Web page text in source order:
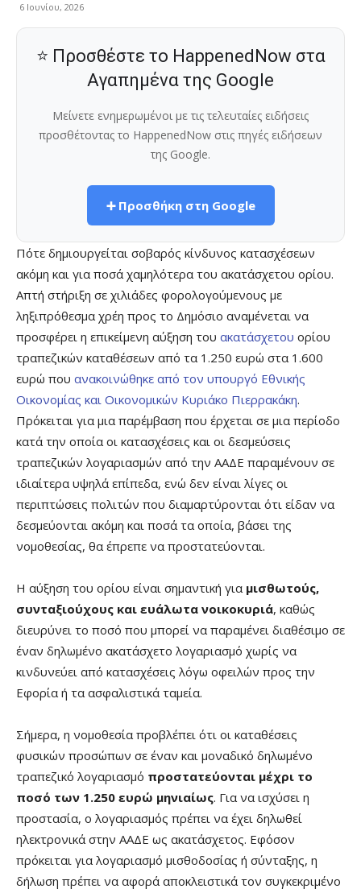
6 Ιουνίου, 2026
⭐ Προσθέστε το HappenedNow στα
Αγαπημένα της Google
Μείνετε ενημερωμένοι με τις τελευταίες ειδήσεις
προσθέτοντας το HappenedNow στις πηγές ειδήσεων
της Google.
➕ Προσθήκη στη Google
Πότε δημιουργείται σοβαρός κίνδυνος κατασχέσεων
ακόμη και για ποσά χαμηλότερα του ακατάσχετου ορίου.
Απτή στήριξη σε χιλιάδες φορολογούμενους με
ληξιπρόθεσμα χρέη προς το Δημόσιο αναμένεται να
προσφέρει η επικείμενη αύξηση του ακατάσχετου ορίου
τραπεζικών καταθέσεων από τα 1.250 ευρώ στα 1.600
ευρώ που ανακοινώθηκε από τον υπουργό Εθνικής
Οικονομίας και Οικονομικών Κυριάκο Πιερρακάκη.
Πρόκειται για μια παρέμβαση που έρχεται σε μια περίοδο
κατά την οποία οι κατασχέσεις και οι δεσμεύσεις
τραπεζικών λογαριασμών από την ΑΑΔΕ παραμένουν σε
ιδιαίτερα υψηλά επίπεδα, ενώ δεν είναι λίγες οι
περιπτώσεις πολιτών που διαμαρτύρονται ότι είδαν να
δεσμεύονται ακόμη και ποσά τα οποία, βάσει της
νομοθεσίας, θα έπρεπε να προστατεύονται.
Η αύξηση του ορίου είναι σημαντική για μισθωτούς,
συνταξιούχους και ευάλωτα νοικοκυριά, καθώς
διευρύνει το ποσό που μπορεί να παραμένει διαθέσιμο σε
έναν δηλωμένο ακατάσχετο λογαριασμό χωρίς να
κινδυνεύει από κατασχέσεις λόγω οφειλών προς την
Εφορία ή τα ασφαλιστικά ταμεία.
Σήμερα, η νομοθεσία προβλέπει ότι οι καταθέσεις
φυσικών προσώπων σε έναν και μοναδικό δηλωμένο
τραπεζικό λογαριασμό προστατεύονται μέχρι το
ποσό των 1.250 ευρώ μηνιαίως. Για να ισχύσει η
προστασία, ο λογαριασμός πρέπει να έχει δηλωθεί
ηλεκτρονικά στην ΑΑΔΕ ως ακατάσχετος. Εφόσον
πρόκειται για λογαριασμό μισθοδοσίας ή σύνταξης, η
δήλωση πρέπει να αφορά αποκλειστικά τον συγκεκριμένο